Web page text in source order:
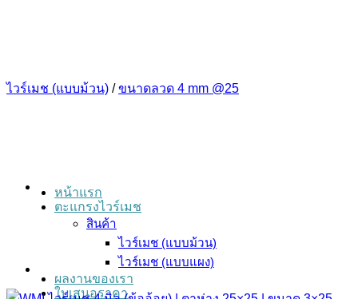
หน้าแรก
ตะแกรงไวร์เมช
สินค้า
ไวร์เมช (แบบม้วน)
ไวร์เมช (แบบแผง)
ผลงานของเรา
ใบเสนอราคา
ไวร์เมช (แบบม้วน) / ขนาดลวด 4 mm @25